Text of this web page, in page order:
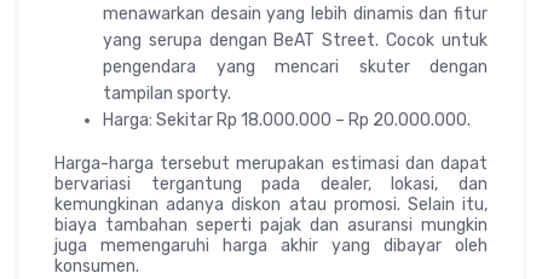
menawarkan desain yang lebih dinamis dan fitur
yang serupa dengan BeAT Street. Cocok untuk
pengendara yang mencari skuter dengan
tampilan sporty.
Harga: Sekitar Rp 18.000.000 – Rp 20.000.000.
Harga-harga tersebut merupakan estimasi dan dapat
bervariasi tergantung pada dealer, lokasi, dan
kemungkinan adanya diskon atau promosi. Selain itu,
biaya tambahan seperti pajak dan asuransi mungkin
juga memengaruhi harga akhir yang dibayar oleh
konsumen.